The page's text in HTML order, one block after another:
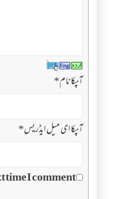
آپکا نام*
آپکا ای میل ایڈریس*
time I comment.